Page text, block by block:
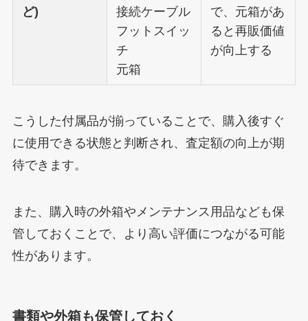
ど)
接続ケーブル
フットスイッ
チ
元箱
で、元箱があ
ると再販価値
が向上する
こうした付属品が揃っていることで、購入後すぐ
に使用できる状態と判断され、査定額の向上が期
待できます。
また、購入時の外箱やメンテナンス用品なども保
管しておくことで、より高い評価につながる可能
性があります。
書類や外箱も保管しておく